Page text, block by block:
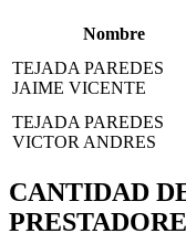
Nombre
TEJADA PAREDES
JAIME VICENTE
TEJADA PAREDES
VICTOR ANDRES
CANTIDAD